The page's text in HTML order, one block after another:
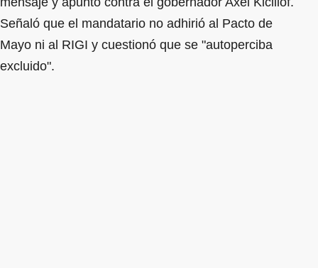
Señaló que el mandatario no adhirió al Pacto de
Mayo ni al RIGI y cuestionó que se "autoperciba
excluido".